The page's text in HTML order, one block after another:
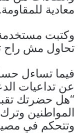
معادية
وكتبت
تحاول مش راح
فيما تساءل
عن تداعيات
“هل حضرتك
المواطنين
وتتحكم في